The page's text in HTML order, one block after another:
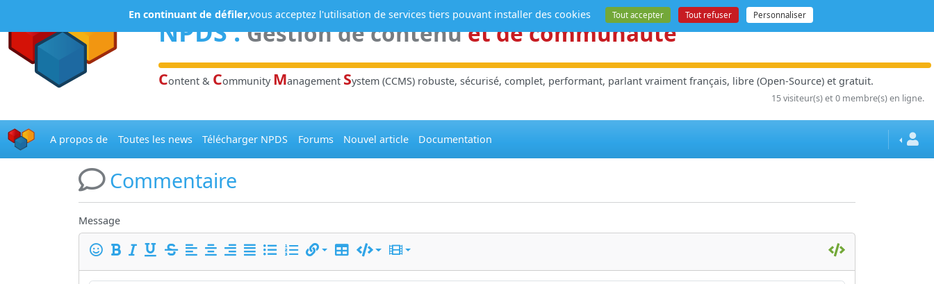
NPDS:Gestion de contenuet de communauté
Content & Community Management System (CCMS) robuste, sécurisé, complet, performant, parlant vraiment français, libre (Open-Source) et gratuit.
15 visiteur(s) et 0 membre(s) en ligne.
A propos de Toutes les news Télécharger NPDS Forums Nouvel article Documentation
Commentaire
Message
En continuant de défiler,vous acceptez l'utilisation de services tiers pouvant installer des cookies Tout accepter Tout refuser Personnaliser